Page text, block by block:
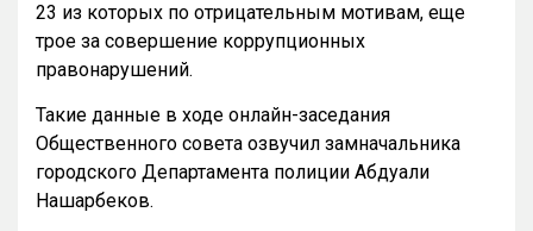
23 из которых по отрицательным мотивам, еще
трое за совершение коррупционных
правонарушений.
Такие данные в ходе онлайн-заседания
Общественного совета озвучил замначальника
городского Департамента полиции Абдуали
Нашарбеков.